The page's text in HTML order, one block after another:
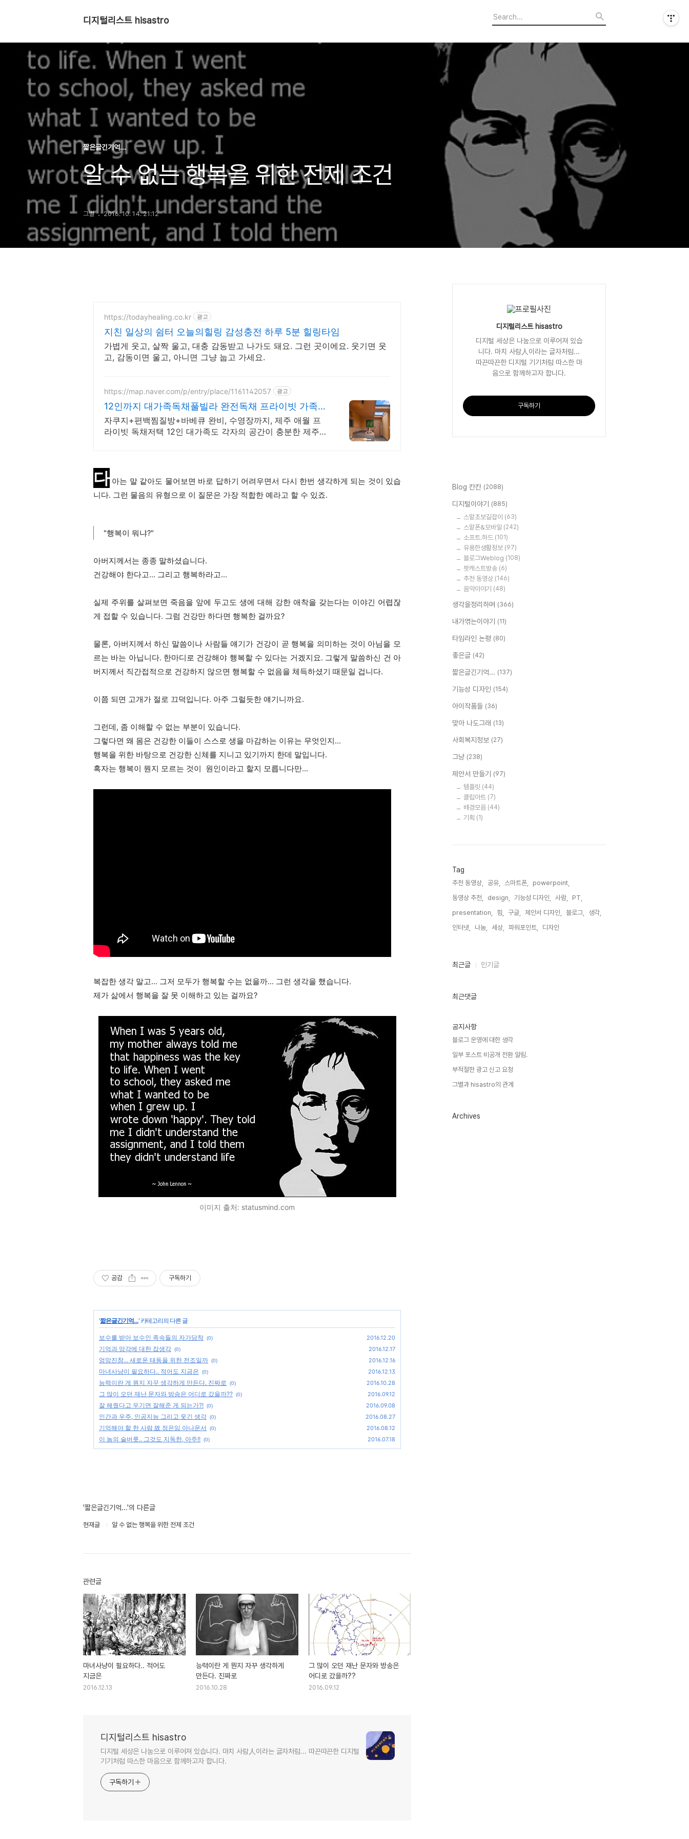
디지털리스트 hisastro
짧은글긴기억...
알 수 없는 행복을 위한 전제 조건
그별 2016. 10. 14. 21:12
https://todayhealing.co.kr 광고
지친 일상의 쉼터 오늘의힐링 감성충전 하루 5분 힐링타임
가볍게 웃고, 살짝 울고, 대충 감동받고 나가도 돼요. 그런 곳이에요. 웃기면 웃
고, 감동이면 울고, 아니면 그냥 눕고 가세요.
https://map.naver.com/p/entry/place/1161142057 광고
12인까지 대가족독채풀빌라 완전독채 프라이빗 가족저
택
자쿠지+편백찜질방+바베큐 완비, 수영장까지, 제주 애월 프
라이빗 독채저택 12인 대가족도 각자의 공간이 충분한 제주
다 아는 말 같아도 물어보면 바로 답하기 어려우면서 다시 한번 생각하게 되는 것이 있습
니다. 그런 물음의 유형으로 이 질문은 가장 적합한 예라고 할 수 있죠.
"행복이 뭐냐?"
아버지께서는 종종 말하셨습니다.
건강해야 한다고… 그리고 행복하라고…
실제 주위를 살펴보면 죽음을 앞에 두고도 생에 대해 강한 애착을 갖는다는 이야긴 어렵잖
게 접할 수 있습니다. 그럼 건강만 하다면 행복한 걸까요?
물론, 아버지께서 하신 말씀이나 사람들 얘기가 건강이 곧 행복을 의미하는 것이 아님을 모
르는 바는 아닙니다. 한마디로 건강해야 행복할 수 있다는 거겠지요. 그렇게 말씀하신 건 아
버지께서 직간접적으로 건강하지 않으면 행복할 수 없음을 체득하셨기 때문일 겁니다.
이쯤 되면 고개가 절로 끄덕입니다. 아주 그럴듯한 얘기니까요.
그런데, 좀 이해할 수 없는 부분이 있습니다.
그렇다면 왜 몸은 건강한 이들이 스스로 생을 마감하는 이유는 무엇인지…
행복을 위한 바탕으로 건강한 신체를 지니고 있기까지 한데 말입니다.
혹자는 행복이 뭔지 모르는 것이 원인이라고 할지 모릅니다만...
복잡한 생각 말고... 그저 모두가 행복할 수는 없을까... 그런 생각을 했습니다.
제가 삶에서 행복을 잘 못 이해하고 있는 걸까요?
이미지 출처: statusmind.com
공감 구독하기
'짧은글긴기억...' 카테고리의 다른 글
보수를 받아 보수인 족속들의 자가당착 (0) 2016.12.20
기억과 망각에 대한 잡생각 (0) 2016.12.17
엉망진창... 새로운 태동을 위한 전조일까 (0) 2016.12.16
마녀사냥이 필요하다.. 적어도 지금은 (0) 2016.12.13
능력이란 게 뭔지 자꾸 생각하게 만든다. 진짜로 (0) 2016.10.28
그 많이 오던 재난 문자와 방송은 어디로 갔을까?? (0) 2016.09.12
잘 해줬다고 우기면 잘해준 게 되는가?! (0) 2016.09.08
인간과 우주, 인공지능 그리고 웃긴 생각 (0) 2016.08.27
기억해야 할 한 사람 故 정은임 아나운서 (0) 2016.08.12
이 놈의 술버릇.. 그것도 지독한, 아주!! (0) 2016.07.18
'짧은글긴기억...'의 다른글
현재글 알 수 없는 행복을 위한 전제 조건
관련글
마녀사냥이 필요하다.. 적어도
지금은
2016.12.13
능력이란 게 뭔지 자꾸 생각하게
만든다. 진짜로
2016.10.28
그 많이 오던 재난 문자와 방송은
어디로 갔을까??
2016.09.12
디지털리스트 hisastro
디지털 세상은 나눔으로 이루어져 있습니다. 마치 사람人이라는 글자처럼... 따끈따끈한 디지털
기기처럼 따스한 마음으로 함께하고자 합니다.
구독하기
디지털리스트 hisastro
디지털 세상은 나눔으로 이루어져 있습
니다. 마치 사람人이라는 글자처럼...
따끈따끈한 디지털 기기처럼 따스한 마
음으로 함께하고자 합니다.
구독하기
Blog 칸칸 (2088)
디지털이야기 (885)
스맡초보길잡이 (63)
스맡폰&모바일 (242)
소프트.하드 (101)
유용한생활정보 (97)
블로그Weblog (108)
팟캐스트방송 (6)
추천 동영상 (146)
음악이야기 (48)
생각을정리하며 (366)
내가엮는이야기 (11)
타임라인 논평 (80)
좋은글 (42)
짧은글긴기억... (137)
기능성 디자인 (154)
아이작품들 (36)
맞아 나도그래 (13)
사회복지정보 (27)
그냥 (238)
제안서 만들기 (97)
템플릿 (44)
클립아트 (7)
배경모음 (44)
기획 (1)
Tag
추천 동영상, 공유, 스마트폰,
powerpoint,
동영상 추천,
design, 기능성 디자인, 사람,
PT,
presentation,
힘, 구글, 제안서 디자인, 블로그,
생각,
인터넷,
나눔, 세상, 파워포인트, 디자인,
최
인
최근글 인기글
최근댓글
공지사항
블로그 운영에 대한 생각
일부 포스트 비공개 전환 알림.
부적절한 광고 신고 요청
그별과 hisastro의 관계
Archives